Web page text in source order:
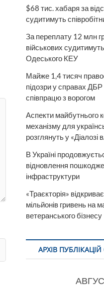
$68 тис. хабаря за
судитимуть
За переплату 12 млн
військових
Одеського КЕУ
Майже 1,4 тисяч
підозри у справах
співпрацю з ворогом
Аспекти майбутнього
механізму для
розглянуть у «Діалозі
В Україні
відновлення
інфраструктури
«Траєкторія»
мільйонів гривень на
ветеранського бізнесу
АРХІВ ПУБЛІКАЦІЙ